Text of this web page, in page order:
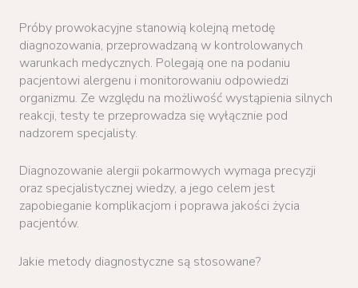
Próby prowokacyjne stanowią kolejną metodę
diagnozowania, przeprowadzaną w kontrolowanych
warunkach medycznych. Polegają one na podaniu
pacjentowi alergenu i monitorowaniu odpowiedzi
organizmu. Ze względu na możliwość wystąpienia silnych
reakcji, testy te przeprowadza się wyłącznie pod
nadzorem specjalisty.
Diagnozowanie alergii pokarmowych wymaga precyzji
oraz specjalistycznej wiedzy, a jego celem jest
zapobieganie komplikacjom i poprawa jakości życia
pacjentów.
Jakie metody diagnostyczne są stosowane?